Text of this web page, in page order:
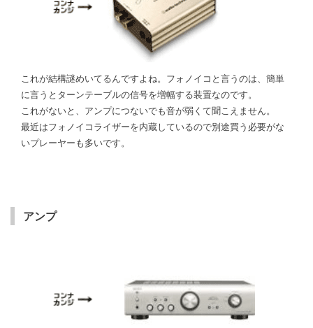
これが結構謎めいてるんですよね。フォノイコと言うのは、簡単
に言うとターンテーブルの信号を増幅する装置なのです。
これがないと、アンプにつないでも音が弱くて聞こえません。
最近はフォノイコライザーを内蔵しているので別途買う必要がな
いプレーヤーも多いです。
アンプ